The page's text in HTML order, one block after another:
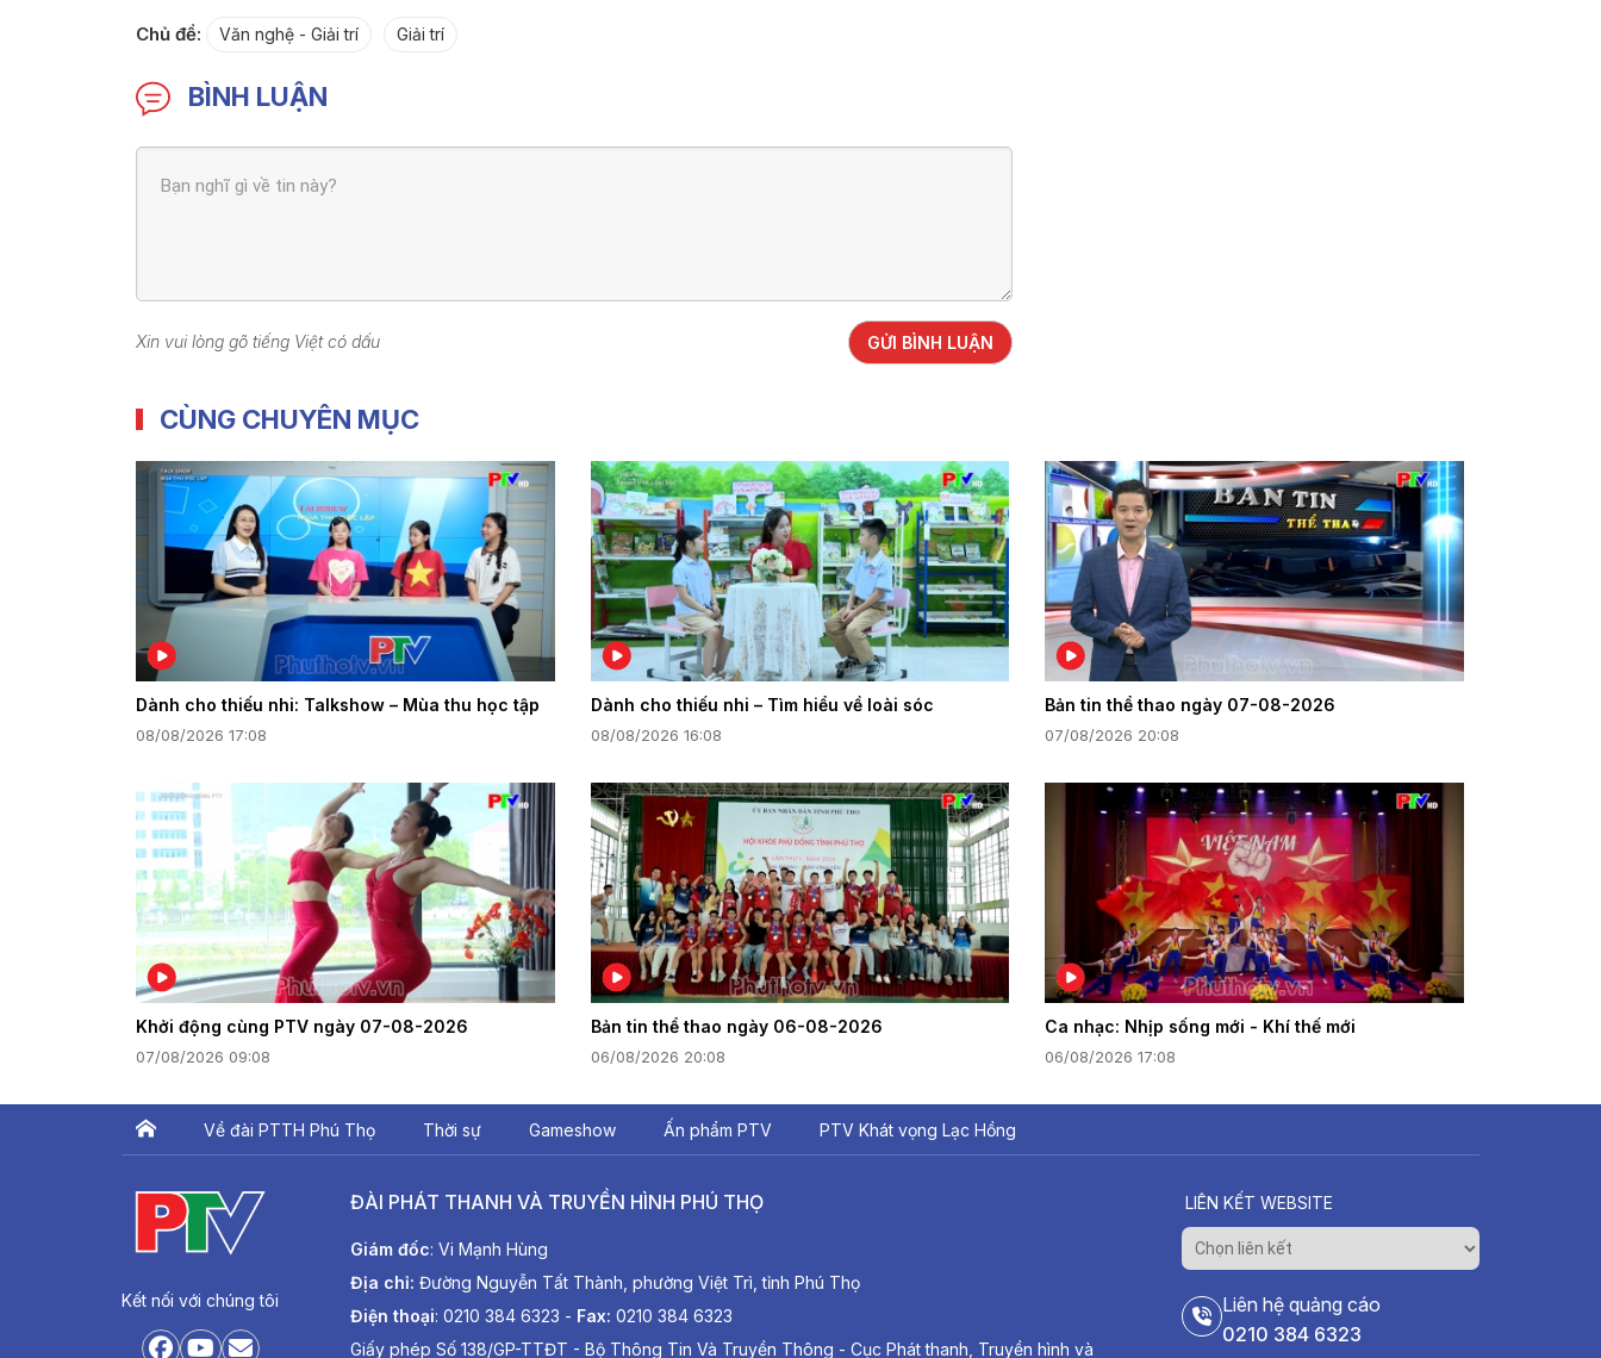
Chủ đề: Văn nghệ - Giải trí Giải trí
BÌNH LUẬN
Xin vui lòng gõ tiếng Việt có dấu GỬI BÌNH LUẬN
CÙNG CHUYÊN MỤC
Dành cho thiếu nhi: Talkshow – Mùa thu học tập
08/08/2026 17:08
Dành cho thiếu nhi – Tìm hiểu về loài sóc
08/08/2026 16:08
Bản tin thể thao ngày 07-08-2026
07/08/2026 20:08
Khởi động cùng PTV ngày 07-08-2026
07/08/2026 09:08
Bản tin thể thao ngày 06-08-2026
06/08/2026 20:08
Ca nhạc: Nhịp sống mới - Khí thế mới
06/08/2026 17:08
Về đài PTTH Phú Thọ Thời sự Gameshow Ấn phẩm PTV PTV Khát vọng Lạc Hồng
Kết nối với chúng tôi
ĐÀI PHÁT THANH VÀ TRUYỀN HÌNH PHÚ THỌ
Giám đốc: Vi Mạnh Hùng
Địa chỉ: Đường Nguyễn Tất Thành, phường Việt Trì, tỉnh Phú Thọ
Điện thoại: 0210 384 6323 - Fax: 0210 384 6323
Giấy phép Số 138/GP-TTĐT - Bộ Thông Tin Và Truyền Thông - Cục Phát thanh, Truyền hình và
LIÊN KẾT WEBSITE
Liên hệ quảng cáo
0210 384 6323